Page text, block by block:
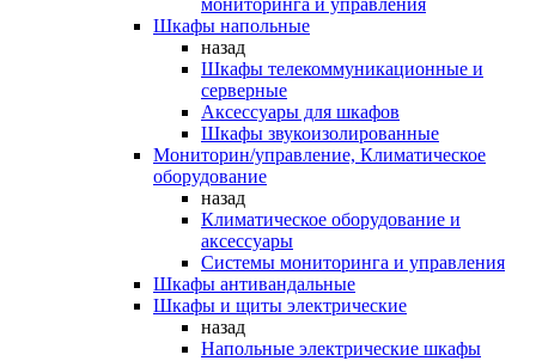
мониторинга и управления
Шкафы напольные
назад
Шкафы телекоммуникационные и
серверные
Аксессуары для шкафов
Шкафы звукоизолированные
Мониторин/управление, Климатическое
оборудование
назад
Климатическое оборудование и
аксессуары
Системы мониторинга и управления
Шкафы антивандальные
Шкафы и щиты электрические
назад
Напольные электрические шкафы